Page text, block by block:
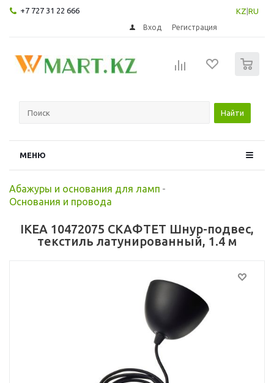
+7 727 31 22 666 KZ RU
Вход Регистрация
Найти
МЕНЮ
Абажуры и основания для ламп -
Основания и провода
IKEA 10472075 СКАФТЕТ Шнур-подвес,
текстиль латунированный, 1.4 м